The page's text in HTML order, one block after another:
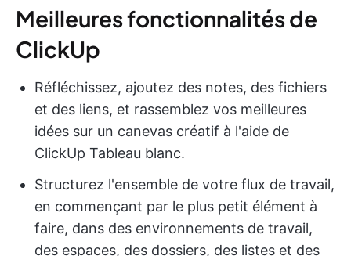
Meilleures fonctionnalités de
ClickUp
Réfléchissez, ajoutez des notes, des fichiers
et des liens, et rassemblez vos meilleures
idées sur un canevas créatif à l'aide de
ClickUp Tableau blanc.
Structurez l'ensemble de votre flux de travail,
en commençant par le plus petit élément à
faire, dans des environnements de travail,
des espaces, des dossiers, des listes et des